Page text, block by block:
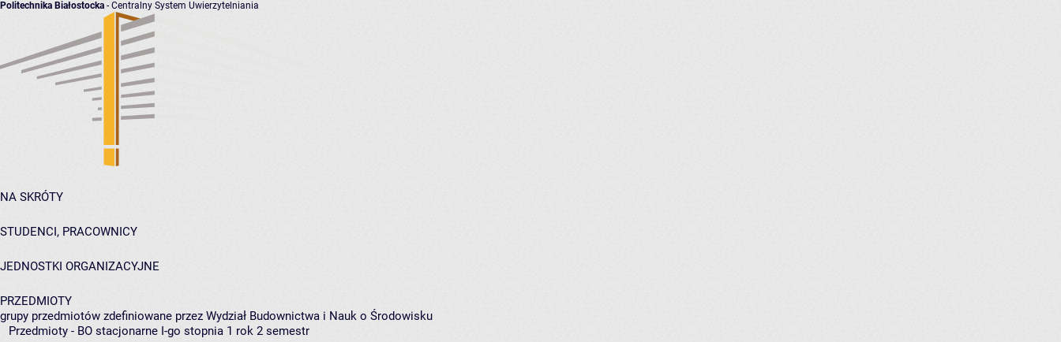
Politechnika Białostocka - Centralny System Uwierzytelniania
NA SKRÓTY
STUDENCI, PRACOWNICY
JEDNOSTKI ORGANIZACYJNE
PRZEDMIOTY
grupy przedmiotów zdefiniowane przez Wydział Budownictwa i Nauk o Środowisku
Przedmioty - BO stacjonarne I-go stopnia 1 rok 2 semestr